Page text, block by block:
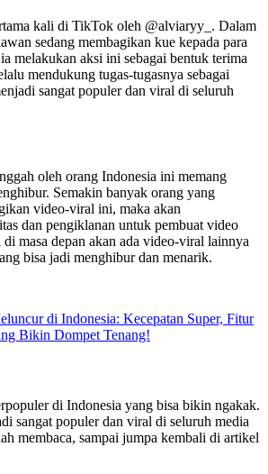
kali di TikTok oleh @alviaryy_. Dalam
sedang membagikan kue kepada para
melakukan aksi ini sebagai bentuk terima
mendukung tugas-tugasnya sebagai
sangat populer dan viral di seluruh
oleh orang Indonesia ini memang
Semakin banyak orang yang
video-viral ini, maka akan
dan pengiklanan untuk pembuat video
masa depan akan ada video-viral lainnya
bisa jadi menghibur dan menarik.
di Indonesia: Kecepatan Super, Fitur
Bikin Dompet Tenang!
di Indonesia yang bisa bikin ngakak.
sangat populer dan viral di seluruh media
membaca, sampai jumpa kembali di artikel